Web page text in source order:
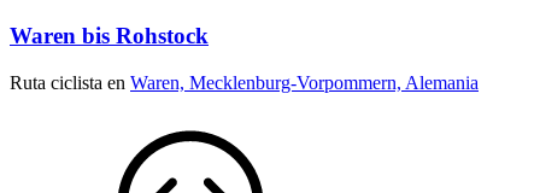
Waren bis Rohstock
Ruta ciclista en Waren, Mecklenburg-Vorpommern, Alemania